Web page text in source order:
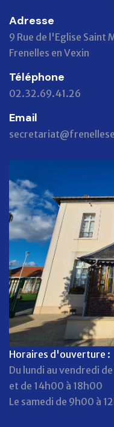
Adresse
9 Rue de l'Eglise
Frenelles en Vexin
Téléphone
02.32.69.41.26
Email
Horaires d'ouverture :
Du lundi au vendredi
et de 14h00 à 18h00
Le samedi de 9h00 à